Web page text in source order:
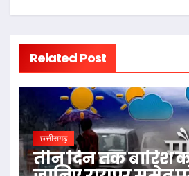
Related Post
छत्तीसगढ़
तीन दिन तक बारिश